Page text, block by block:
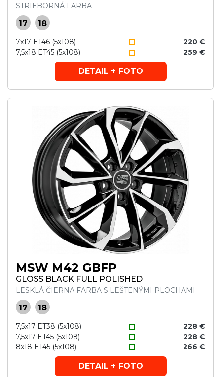
STRIEBORNÁ FARBA
17 18
7x17 ET46 (5x108)
220 €
7,5x18 ET45 (5x108)
259 €
DETAIL + FOTO
MSW M42 GBFP
GLOSS BLACK FULL POLISHED
LESKLÁ ČIERNA FARBA S LEŠTENÝMI PLOCHAMI
17 18
7,5x17 ET38 (5x108)
228 €
7,5x17 ET45 (5x108)
228 €
8x18 ET45 (5x108)
266 €
DETAIL + FOTO